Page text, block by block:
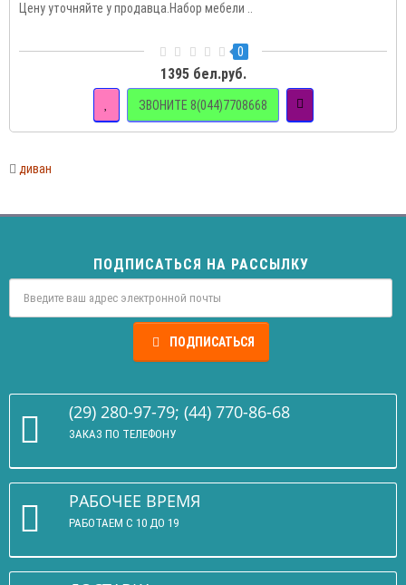
Цену уточняйте у продавца.Набор мебели ..
0
1395 бел.руб.
ЗВОНИТЕ 8(044)7708668
диван
ПОДПИСАТЬСЯ НА РАССЫЛКУ
ПОДПИСАТЬСЯ
(29) 280-97-79; (44) 770-86-68
ЗАКАЗ ПО ТЕЛЕФОНУ
РАБОЧЕЕ ВРЕМЯ
РАБОТАЕМ С 10 ДО 19